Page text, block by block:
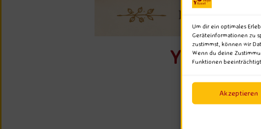
Um dir ein optimales
Geräteinformationen zu
zustimmst, können wir
Wenn du deine
Funktionen
Akzeptieren
Yoga ·
30.